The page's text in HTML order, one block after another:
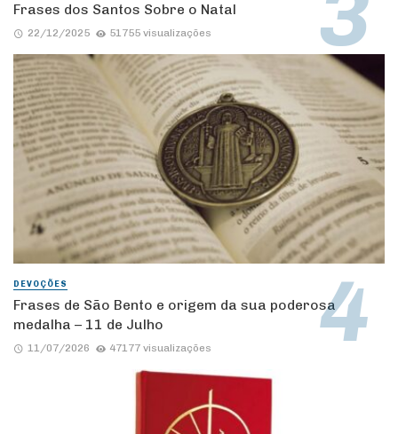
Frases dos Santos Sobre o Natal
22/12/2025 51755 visualizações
DEVOÇÕES
Frases de São Bento e origem da sua poderosa
medalha – 11 de Julho
11/07/2026 47177 visualizações